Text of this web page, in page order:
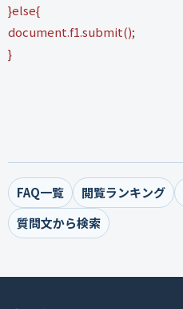
}else{
document.f1.submit();
}
FAQ一覧 閲覧ランキング
質問文から検索